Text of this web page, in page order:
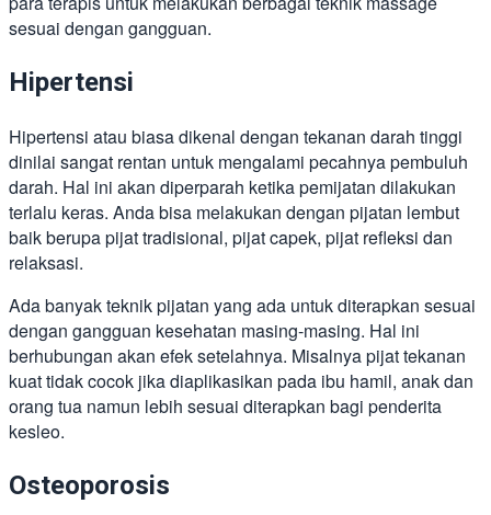
sesuai dengan gangguan.
Hipertensi
Hipertensi atau biasa dikenal dengan tekanan darah tinggi
dinilai sangat rentan untuk mengalami pecahnya pembuluh
darah. Hal ini akan diperparah ketika pemijatan dilakukan
terlalu keras. Anda bisa melakukan dengan pijatan lembut
baik berupa pijat tradisional, pijat capek, pijat refleksi dan
relaksasi.
Ada banyak teknik pijatan yang ada untuk diterapkan sesuai
dengan gangguan kesehatan masing-masing. Hal ini
berhubungan akan efek setelahnya. Misalnya pijat tekanan
kuat tidak cocok jika diaplikasikan pada ibu hamil, anak dan
orang tua namun lebih sesuai diterapkan bagi penderita
kesleo.
Osteoporosis